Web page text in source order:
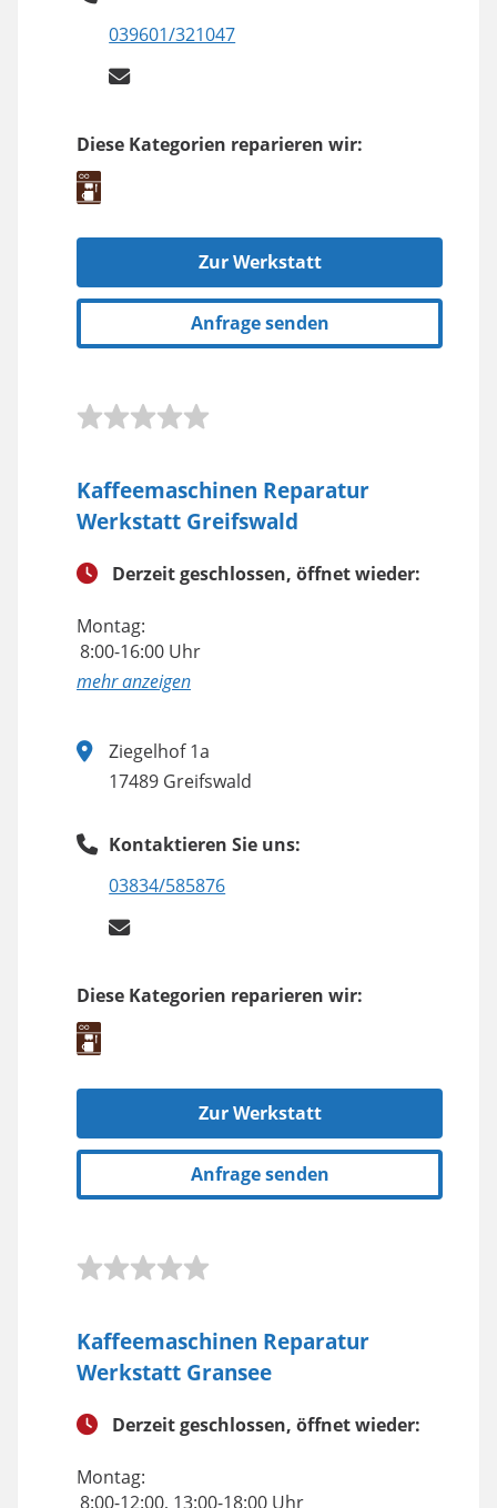
039601/321047
Diese Kategorien reparieren wir:
Zur Werkstatt
Anfrage senden
Kaffeemaschinen Reparatur
Werkstatt Greifswald
Derzeit geschlossen, öffnet wieder:
Montag:
8:00-16:00 Uhr
anzeigen
Ziegelhof 1a
17489 Greifswald
Kontaktieren Sie uns:
03834/585876
Diese Kategorien reparieren wir:
Zur Werkstatt
Anfrage senden
Kaffeemaschinen Reparatur
Werkstatt Gransee
Derzeit geschlossen, öffnet wieder:
Montag:
8:00-12:00, 13:00-18:00 Uhr